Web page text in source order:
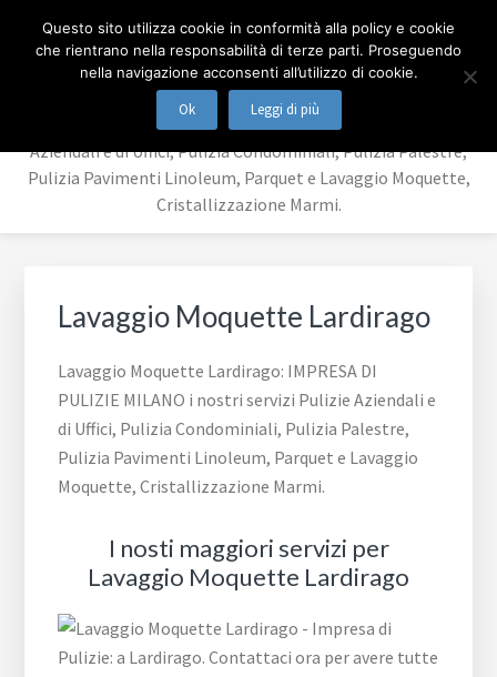
IMPRESA DI PULIZIE
MILANO
IMPRESA DI PULIZIE MILANO i nostri servizi Pulizie
Aziendali e di Uffici, Pulizia Condominiali, Pulizia Palestre,
Pulizia Pavimenti Linoleum, Parquet e Lavaggio Moquette,
Cristallizzazione Marmi.
Lavaggio Moquette Lardirago
Lavaggio Moquette Lardirago: IMPRESA DI
PULIZIE MILANO i nostri servizi Pulizie Aziendali e
di Uffici, Pulizia Condominiali, Pulizia Palestre,
Pulizia Pavimenti Linoleum, Parquet e Lavaggio
Moquette, Cristallizzazione Marmi.
I nosti maggiori servizi per
Lavaggio Moquette Lardirago
Questo sito utilizza cookie in conformità alla policy e cookie
che rientrano nella responsabilità di terze parti. Proseguendo
nella navigazione acconsenti all’utilizzo di cookie.
Ok Leggi di più